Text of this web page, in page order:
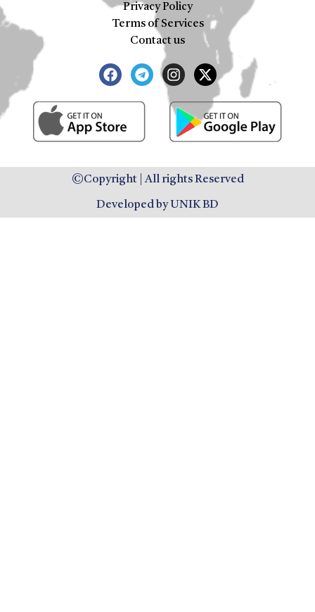
Privacy Policy
Terms of Services
Contact us
©Copyright | All rights Reserved
Developed by UNIK BD